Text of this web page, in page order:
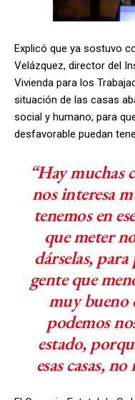
Explicó que ya sostuvo
Velázquez, director del
Vivienda para los
situación de las casas
social y humano, para
desfavorable puedan
“Hay muchas
nos interesa
tenemos en
que meter
dárselas,
gente que
muy bueno
podemos
estado,
esas casas,